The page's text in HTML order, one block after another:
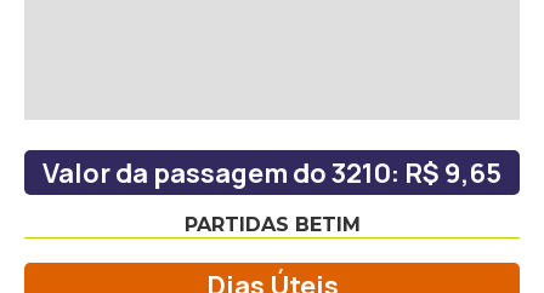
Valor da passagem do 3210: R$ 9,65
PARTIDAS BETIM